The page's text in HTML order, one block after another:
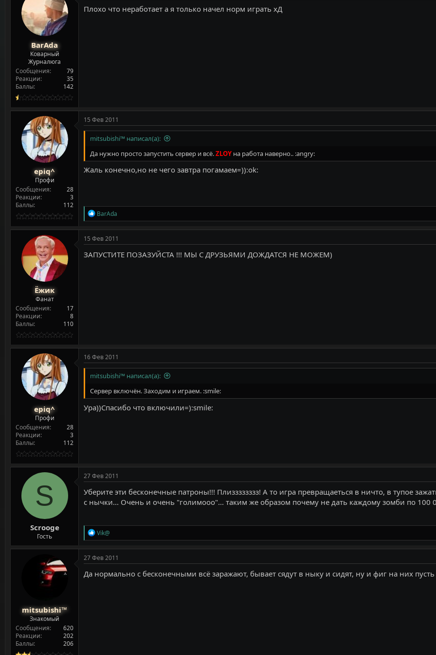
BarAda
Коварный
Журналюга
Сообщения
79
Реакции
35
Баллы
142
Плохо что неработает а я только начел норм играть хД
epiq^
Профи
Сообщения
28
Реакции
3
Баллы
112
15 Фев 2011
mitsubishi™ написал(а):
Да нужно просто запустить сервер и всё.ZLOY на работа наверно.. :angry:
Жаль конечно,но не чего завтра погамаем=)):ok:
Р
е
а
к
ц
и
и
BarAda
Ёжик
Фанат
Сообщения
17
Реакции
8
Баллы
110
15 Фев 2011
ЗАПУСТИТЕ ПОЗАЗУЙСТА !!! МЫ С ДРУЗЬЯМИ ДОЖДАТСЯ НЕ МОЖЕМ)
epiq^
Профи
Сообщения
28
Реакции
3
Баллы
112
16 Фев 2011
mitsubishi™ написал(а):
Сервер включён. Заходим и играем. :smile:
Ура))Спасибо что включили=):smile:
S
Scrooge
Гость
27 Фев 2011
Уберите эти бесконечные патроны!!! Плизззззззз! А то игра превращаеться в ничто, в тупое
с нычки... Очень и очень "голимооо"... таким же образом почему не дать каждому зомби по 100
Р
е
а
к
ц
и
и
Vik@
mitsubishi™
Знакомый
Сообщения
620
Реакции
202
Баллы
206
27 Фев 2011
Да нормально с бесконечными всё заражают, бывает сядут в ныку и сидят, ну и фиг на них